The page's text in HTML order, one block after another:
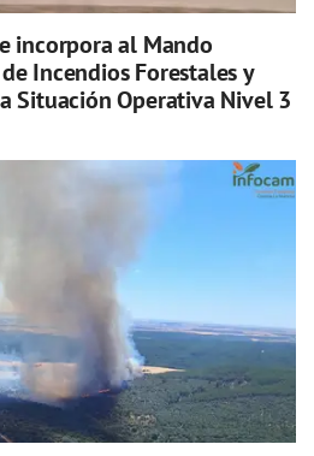
incorpora al Mando
Incendios Forestales y
Situación Operativa Nivel 3